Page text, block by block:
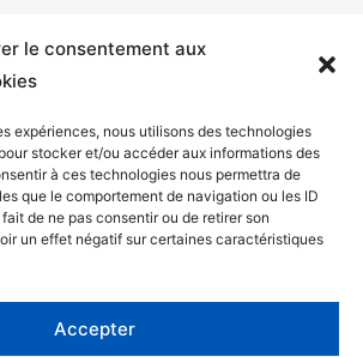
le consentement aux
expériences, nous utilisons des technologies
stocker et/ou accéder aux informations des
à ces technologies nous permettra de
que le comportement de navigation ou les ID
de ne pas consentir ou de retirer son
un effet négatif sur certaines caractéristiques
Accepter